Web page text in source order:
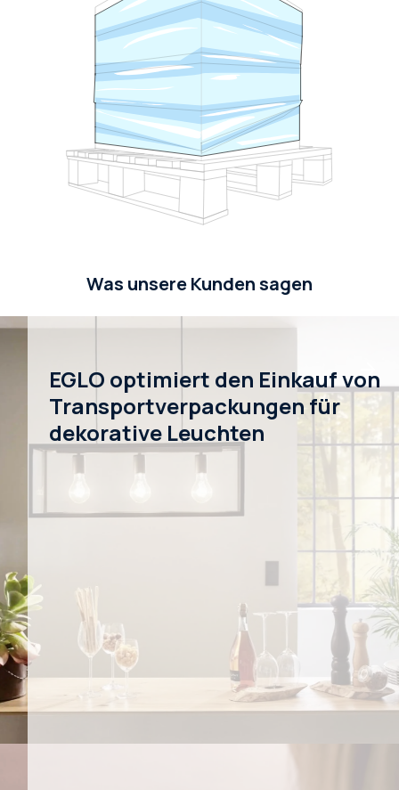
Was unsere Kunden sagen
EGLO optimiert den Einkauf von
Transportverpackungen für
dekorative Leuchten